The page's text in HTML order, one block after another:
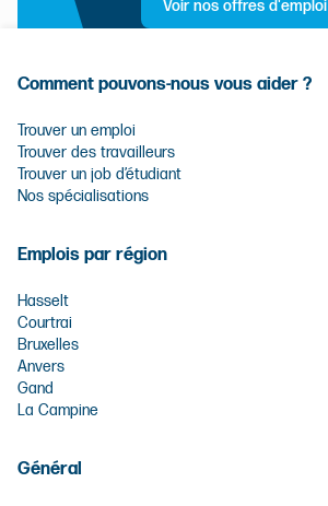
Voir nos offres d'emploi
Comment pouvons-nous vous aider ?
Trouver un emploi
Trouver des travailleurs
Trouver un job d’étudiant
Nos spécialisations
Emplois par région
Hasselt
Courtrai
Bruxelles
Anvers
Gand
La Campine
Général